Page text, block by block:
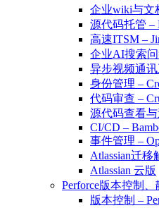
企业wiki与文
源代码托管 –
高速ITSM –
企业AI搜索
异步视频通
身份管理 –
代码审查 –
源代码查看与
CI/CD –
事件管理 –
Atlassian迁移
Atlassian 云版
Perforce版本控制
版本控制 –